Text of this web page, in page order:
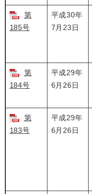
第
185号
平成30年
7月23日
第
184号
平成29年
6月26日
第
183号
平成29年
6月26日